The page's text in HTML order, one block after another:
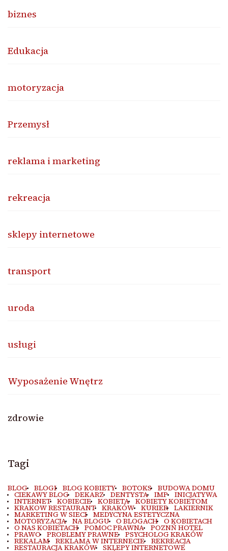
biznes
Edukacja
motoryzacja
Przemysł
reklama i marketing
rekreacja
sklepy internetowe
transport
uroda
usługi
Wyposażenie Wnętrz
zdrowie
Tagi
BLOG BLOGI BLOG KOBIETY BOTOKS BUDOWA DOMU
CIEKAWY BLOG DEKARZ DENTYSTA IMP INICJATYWA
INTERNET KOBIECIE KOBIETA KOBIETY KOBIETOM
KRAKOW RESTAURANT KRAKÓW KURIER LAKIERNIK
MARKETING W SIECI MEDYCYNA ESTETYCZNA
MOTORYZACJA NA BLOGU O BLOGACH O KOBIETACH
O NAS KOBIETACH POMOC PRAWNA POZNŃ HOTEL
PRAWO PROBLEMY PRAWNE PSYCHOLOG KRAKÓW
REKALAM REKLAMA W INTERNECIE REKREACJA
RESTAURACJA KRAKÓW SKLEPY INTERNETOWE